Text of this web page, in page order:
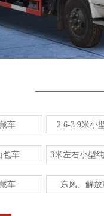
车 2.6-3.9米小
包车 3米左右小型
车 东风、解